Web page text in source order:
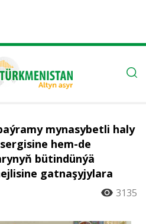
mynasybetli haly
hem-de
bütindünýä
gatnaşyjylara
3135